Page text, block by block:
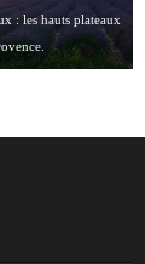
: les hauts plateaux